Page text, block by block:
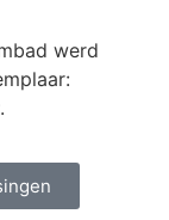
werd
.